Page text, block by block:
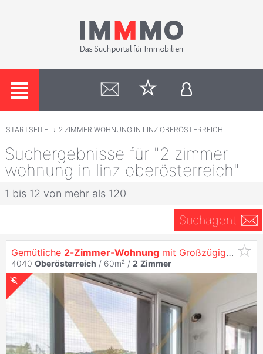
STARTSEITE › 2 ZIMMER WOHNUNG IN LINZ OBERÖSTERREICH
Suchergebnisse für "2 zimmer
wohnung in linz oberösterreich"
1 bis 12 von mehr als 120
Suchagent
Gemütliche 2-Zimmer-Wohnung mit Großzügiger Loggia in
4040 Oberösterreich / 60m² / 2 Zimmer